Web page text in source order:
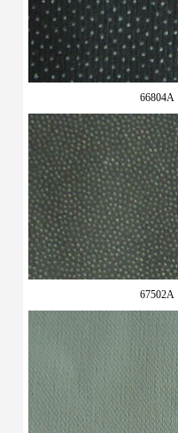
66804A
67502A